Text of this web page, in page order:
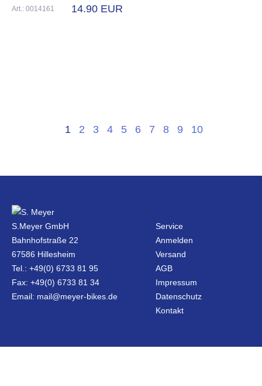
Art.: 0014161 14.90 EUR
1 2 3 4 5 6 7 8 9 10
S.Meyer GmbH
Bahnhofstraße 22
67586 Hillesheim
Tel.: +49(0) 6733 81 95
Fax: +49(0) 6733 81 34
Email: mail@meyer-bikes.de
Service
Anmelden
Versand
AGB
Impressum
Datenschutz
Kontakt